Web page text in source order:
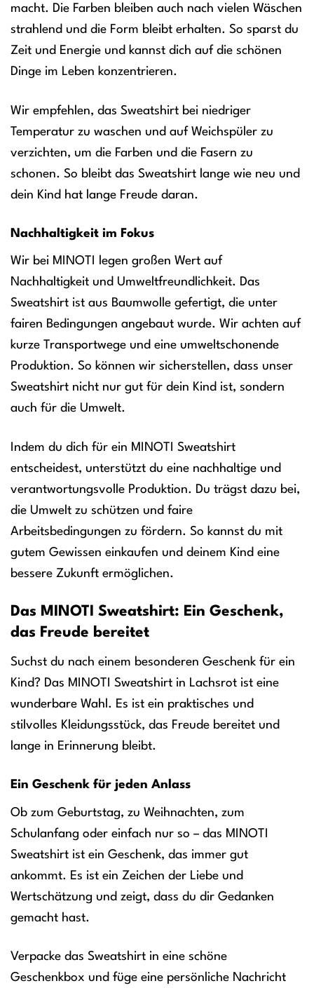
macht. Die Farben bleiben auch nach vielen Wäschen
strahlend und die Form bleibt erhalten. So sparst du
Zeit und Energie und kannst dich auf die schönen
Dinge im Leben konzentrieren.
Wir empfehlen, das Sweatshirt bei niedriger
Temperatur zu waschen und auf Weichspüler zu
verzichten, um die Farben und die Fasern zu
schonen. So bleibt das Sweatshirt lange wie neu und
dein Kind hat lange Freude daran.
Nachhaltigkeit im Fokus
Wir bei MINOTI legen großen Wert auf
Nachhaltigkeit und Umweltfreundlichkeit. Das
Sweatshirt ist aus Baumwolle gefertigt, die unter
fairen Bedingungen angebaut wurde. Wir achten auf
kurze Transportwege und eine umweltschonende
Produktion. So können wir sicherstellen, dass unser
Sweatshirt nicht nur gut für dein Kind ist, sondern
auch für die Umwelt.
Indem du dich für ein MINOTI Sweatshirt
entscheidest, unterstützt du eine nachhaltige und
verantwortungsvolle Produktion. Du trägst dazu bei,
die Umwelt zu schützen und faire
Arbeitsbedingungen zu fördern. So kannst du mit
gutem Gewissen einkaufen und deinem Kind eine
bessere Zukunft ermöglichen.
Das MINOTI Sweatshirt: Ein Geschenk,
das Freude bereitet
Suchst du nach einem besonderen Geschenk für ein
Kind? Das MINOTI Sweatshirt in Lachsrot ist eine
wunderbare Wahl. Es ist ein praktisches und
stilvolles Kleidungsstück, das Freude bereitet und
lange in Erinnerung bleibt.
Ein Geschenk für jeden Anlass
Ob zum Geburtstag, zu Weihnachten, zum
Schulanfang oder einfach nur so – das MINOTI
Sweatshirt ist ein Geschenk, das immer gut
ankommt. Es ist ein Zeichen der Liebe und
Wertschätzung und zeigt, dass du dir Gedanken
gemacht hast.
Verpacke das Sweatshirt in eine schöne
Geschenkbox und füge eine persönliche Nachricht